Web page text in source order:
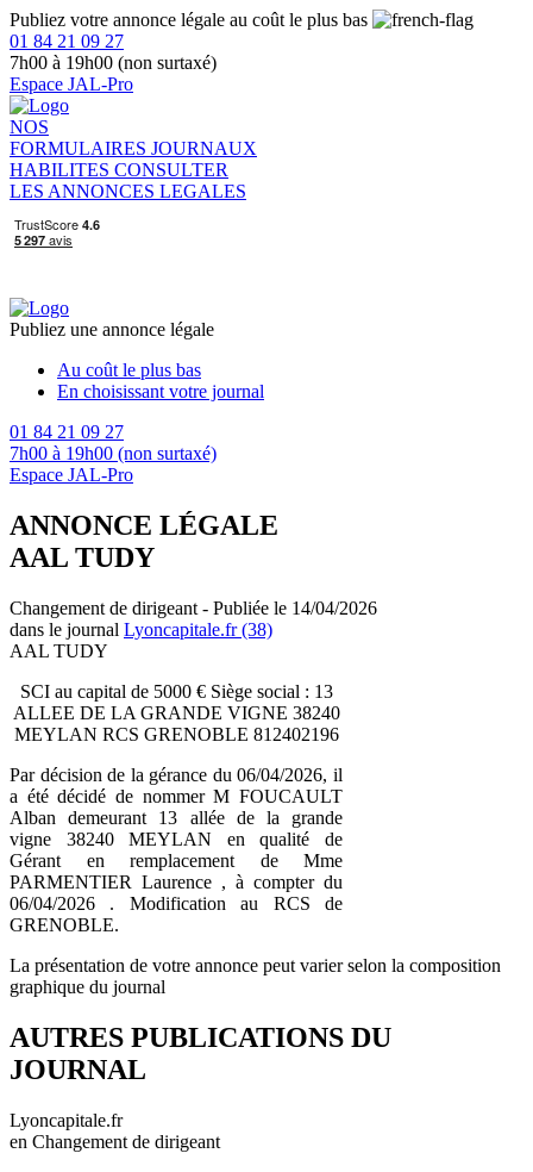
Publiez votre annonce légale au coût le plus bas
01 84 21 09 27
7h00 à 19h00 (non surtaxé)
Espace JAL-Pro
NOS
FORMULAIRES JOURNAUX
HABILITES CONSULTER
LES ANNONCES LEGALES
Publiez une annonce légale
Au coût le plus bas
En choisissant votre journal
01 84 21 09 27
7h00 à 19h00 (non surtaxé)
Espace JAL-Pro
ANNONCE LÉGALE
AAL TUDY
Changement de dirigeant - Publiée le 14/04/2026
dans le journal Lyoncapitale.fr (38)
AAL TUDY
SCI au capital de 5000 € Siège social : 13
ALLEE DE LA GRANDE VIGNE 38240
MEYLAN RCS GRENOBLE 812402196
Par décision de la gérance du 06/04/2026, il
a été décidé de nommer M FOUCAULT
Alban demeurant 13 allée de la grande
vigne 38240 MEYLAN en qualité de
Gérant en remplacement de Mme
PARMENTIER Laurence , à compter du
06/04/2026 . Modification au RCS de
GRENOBLE.
La présentation de votre annonce peut varier selon la composition
graphique du journal
AUTRES PUBLICATIONS DU
JOURNAL
Lyoncapitale.fr
en Changement de dirigeant